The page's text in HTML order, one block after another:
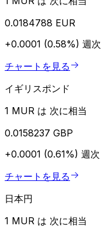
0.0184788 EUR
+0.0001 (0.58%) 週次
チャートを見る
イギリスポンド
1 MUR は 次に相当
0.0158237 GBP
+0.0001 (0.61%) 週次
チャートを見る
日本円
1 MUR は 次に相当